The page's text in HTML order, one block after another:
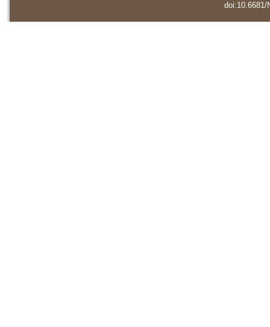
doi:10.6681/